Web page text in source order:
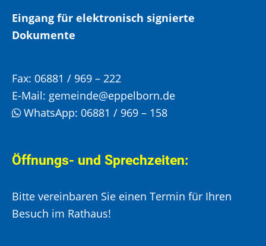
Eingang für elektronisch signierte
Dokumente
Fax: 06881 / 969 – 222
E-Mail: gemeinde@eppelborn.de
WhatsApp: 06881 / 969 – 158
Öffnungs- und Sprechzeiten:
Bitte vereinbaren Sie einen Termin für Ihren
Besuch im Rathaus!